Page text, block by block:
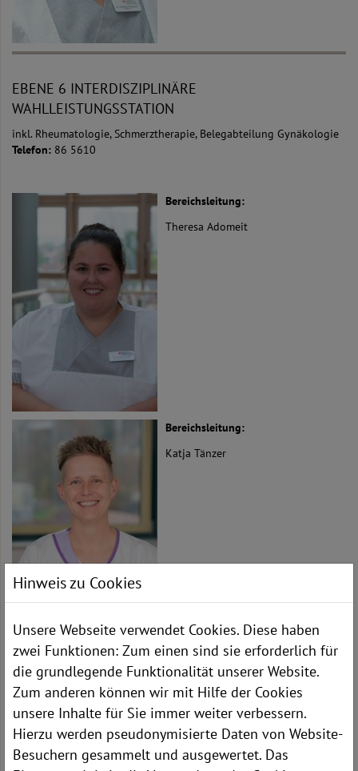
EBENE 6 INTERDISZIPLINÄRE
WAHLLEISTUNGSSTATION
inkl. Rheumatologie, Schmerztherapie, Belegabteilung Gynäkologie
Telefon: 86 5610
Bereichsleitung:
Theresa Adomeit
Bereichsleitung:
Katja Tänzer
INTENSIVSTATION
86 1913
Bereichsleitung:
Hinweis zu Cookies
Unsere Webseite verwendet Cookies. Diese haben
zwei Funktionen: Zum einen sind sie erforderlich für
die grundlegende Funktionalität unserer Website.
Zum anderen können wir mit Hilfe der Cookies
unsere Inhalte für Sie immer weiter verbessern.
Hierzu werden pseudonymisierte Daten von Website-
Besuchern gesammelt und ausgewertet. Das